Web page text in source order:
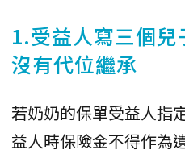
1.受益人寫三個
沒有代位繼承
若奶奶的保單受益人指
益人時保險金不得作為